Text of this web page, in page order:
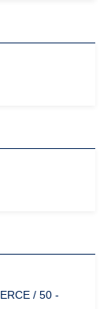
/ 50 -